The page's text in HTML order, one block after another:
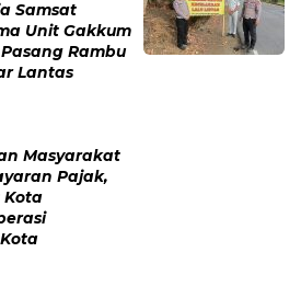
Samsat
Unit Gakkum
Rambu
Lantas
Masyarakat
Pajak,
Kota